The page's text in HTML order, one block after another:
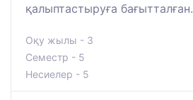
қалыптастыруға бағытталған.
Оқу жылы - 3
Семестр - 5
Несиелер - 5